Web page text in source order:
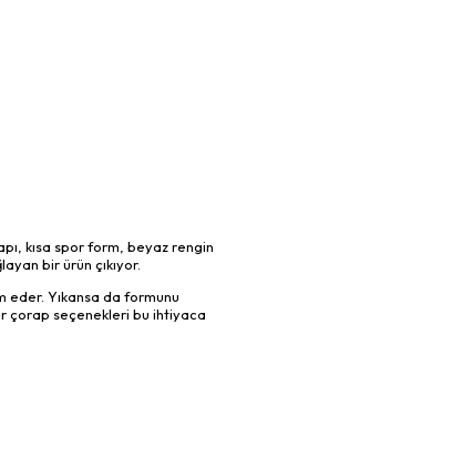
kısa spor form, beyaz rengin
bir ürün çıkıyor.
Yıkansa da formunu
çorap seçenekleri bu ihtiyaca